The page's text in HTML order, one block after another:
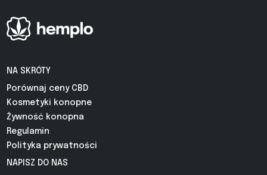
NA SKRÓTY
Porównaj ceny CBD
Kosmetyki konopne
Żywność konopna
Regulamin
Polityka prywatności
NAPISZ DO NAS